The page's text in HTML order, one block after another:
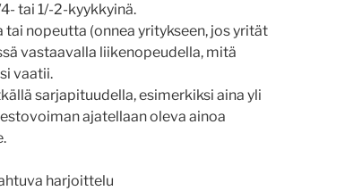
tai 1/-2-kyykkyinä.
nopeutta (onnea yritykseen, jos yrität
vastaavalla liikenopeudella, mitä
vaatii.
sarjapituudella, esimerkiksi aina yli
ajatellaan oleva ainoa
harjoittelu